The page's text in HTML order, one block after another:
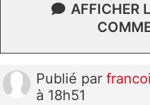
AFFICHER
Publié par
à 18h51